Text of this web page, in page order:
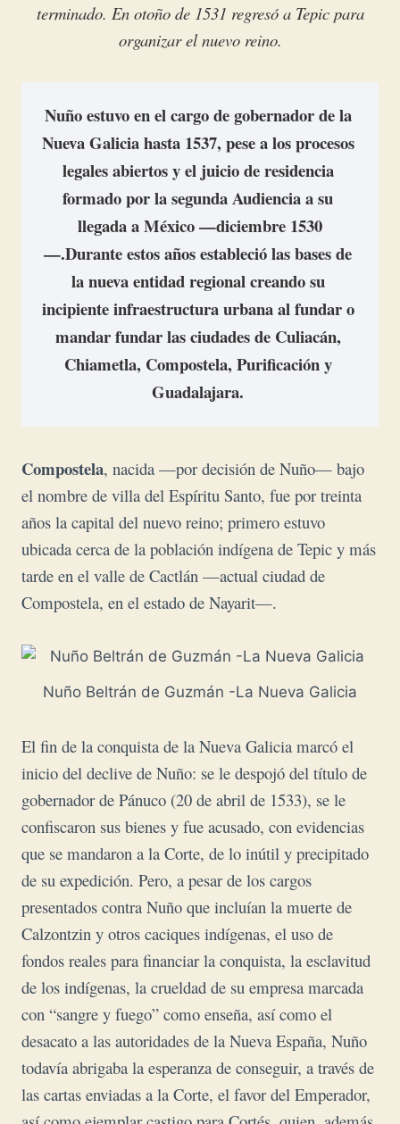
terminado. En otoño de 1531 regresó a Tepic para
organizar el nuevo reino.
Nuño estuvo en el cargo de gobernador de la
Nueva Galicia hasta 1537, pese a los procesos
legales abiertos y el juicio de residencia
formado por la segunda Audiencia a su
llegada a México —diciembre 1530
—.Durante estos años estableció las bases de
la nueva entidad regional creando su
incipiente infraestructura urbana al fundar o
mandar fundar las ciudades de Culiacán,
Chiametla, Compostela, Purificación y
Guadalajara.
Compostela, nacida —por decisión de Nuño— bajo
el nombre de villa del Espíritu Santo, fue por treinta
años la capital del nuevo reino; primero estuvo
ubicada cerca de la población indígena de Tepic y más
tarde en el valle de Cactlán —actual ciudad de
Compostela, en el estado de Nayarit—.
Nuño Beltrán de Guzmán -La Nueva Galicia
El fin de la conquista de la Nueva Galicia marcó el
inicio del declive de Nuño: se le despojó del título de
gobernador de Pánuco (20 de abril de 1533), se le
confiscaron sus bienes y fue acusado, con evidencias
que se mandaron a la Corte, de lo inútil y precipitado
de su expedición. Pero, a pesar de los cargos
presentados contra Nuño que incluían la muerte de
Calzontzin y otros caciques indígenas, el uso de
fondos reales para financiar la conquista, la esclavitud
de los indígenas, la crueldad de su empresa marcada
con “sangre y fuego” como enseña, así como el
desacato a las autoridades de la Nueva España, Nuño
todavía abrigaba la esperanza de conseguir, a través de
las cartas enviadas a la Corte, el favor del Emperador,